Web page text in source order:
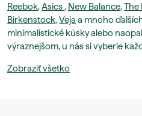
Reebok,Asics, New Balance,The
Birkenstock,Veja a mnoho
minimalistické kúsky alebo
výraznejšom, u nás si vyberie
Zobraziť všetko